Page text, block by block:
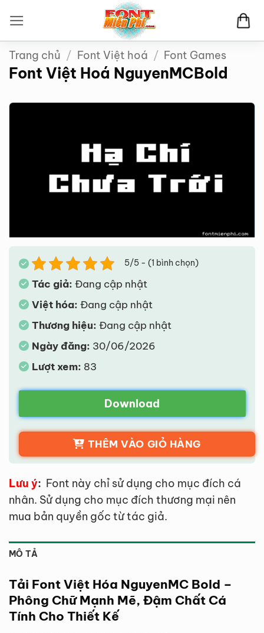
qua
nội
dung
Trang chủ / Font Việt hoá / Font Games
Font Việt Hoá NguyenMCBold
5/5 - (1 bình chọn)
Tác giả: Đang cập nhật
Việt hóa: Đang cập nhật
Thương hiệu: Đang cập nhật
Ngày đăng: 30/06/2026
Lượt xem: 83
Download
THÊM VÀO GIỎ HÀNG
Lưu ý: Font này chỉ sử dụng cho mục đích cá
nhân. Sử dụng cho mục đích thương mại nên
mua bản quyền gốc từ tác giả.
MÔ TẢ
Tải Font Việt Hóa NguyenMC Bold –
Phông Chữ Mạnh Mẽ, Đậm Chất Cá
Tính Cho Thiết Kế